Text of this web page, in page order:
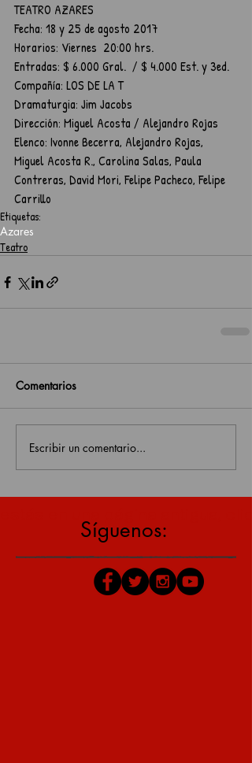
TEATRO AZARES
Fecha: 18 y 25 de agosto 2017
Horarios: Viernes  20:00 hrs.
Entradas: $ 6.000 Gral.  / $ 4.000 Est. y 3ed.
Compañía: LOS DE LA T
Dramaturgia: Jim Jacobs
Dirección: Miguel Acosta / Alejandro Rojas
Elenco: Ivonne Becerra, Alejandro Rojas,
Miguel Acosta R., Carolina Salas, Paula
Contreras, David Mori, Felipe Pacheco, Felipe
Carrillo
Etiquetas:
Azares
Teatro
Comentarios
Escribir un comentario...
Síguenos: